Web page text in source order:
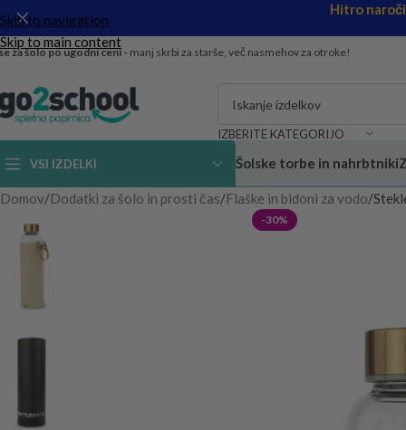
Skip to navigation
Skip to main content
Hitro
za šolo po ugodni ceni - manj skrbi za starše, več nasmehov za otroke!
IZBERITE KATEGORIJO
VSI IZDELKI Šolske torbe in nahrbtniki
Domov Dodatki za šolo in prosti čas Flaške in bidoni za vodo
-30%